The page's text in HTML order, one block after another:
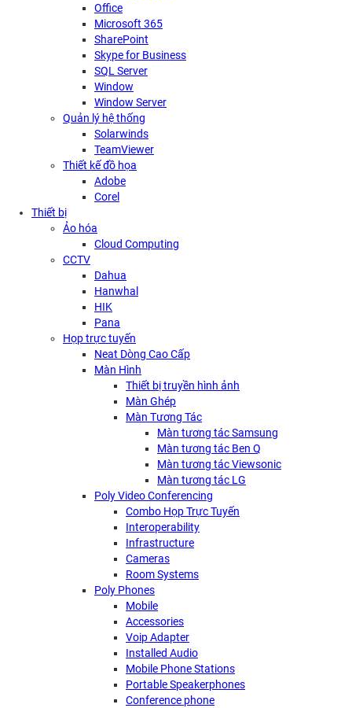
Office
Microsoft 365
SharePoint
Skype for Business
SQL Server
Window
Window Server
Quản lý hệ thống
Solarwinds
TeamViewer
Thiết kế đồ họa
Adobe
Corel
Thiết bị
Ảo hóa
Cloud Computing
CCTV
Dahua
Hanwhal
HIK
Pana
Họp trực tuyến
Neat Dòng Cao Cấp
Màn Hình
Thiết bị truyền hình ảnh
Màn Ghép
Màn Tương Tác
Màn tương tác Samsung
Màn tương tác Ben Q
Màn tương tác Viewsonic
Màn tương tác LG
Poly Video Conferencing
Combo Họp Trực Tuyến
Interoperability
Infrastructure
Cameras
Room Systems
Poly Phones
Mobile
Accessories
Voip Adapter
Installed Audio
Mobile Phone Stations
Portable Speakerphones
Conference phone